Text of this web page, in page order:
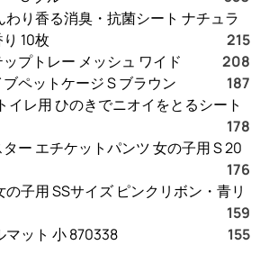
わり香る消臭・抗菌シート ナチュラ
10枚
215
プトレー メッシュ ワイド
208
ペットケージ S ブラウン
187
イレ用 ひのきでニオイをとるシート
178
ー エチケットパンツ 女の子用 S 20
176
子用 SSサイズ ピンクリボン・青リ
159
マット 小 870338
155